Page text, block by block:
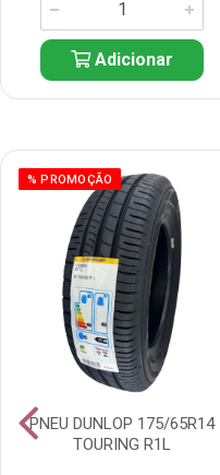
Adicionar
% PROMOÇÃO
PNEU DUNLOP 175/65R14
TOURING R1L